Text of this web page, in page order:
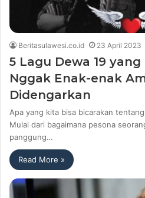
Beritasulawesi.co.id 23 April 2023
5 Lagu Dewa 19
Nggak Enak-enak
Didengarkan
Apa yang kita bisa bicarakan
Mulai dari bagaimana pesona
panggung…
Read More »